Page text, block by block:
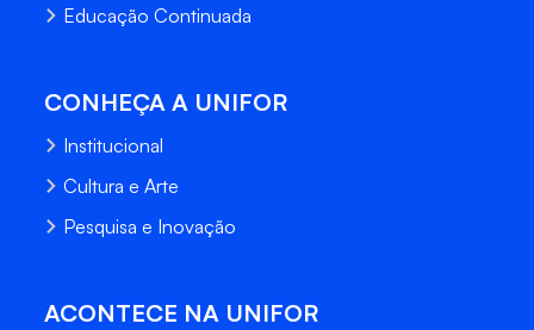
Educação Continuada
CONHEÇA A UNIFOR
Institucional
Cultura e Arte
Pesquisa e Inovação
ACONTECE NA UNIFOR